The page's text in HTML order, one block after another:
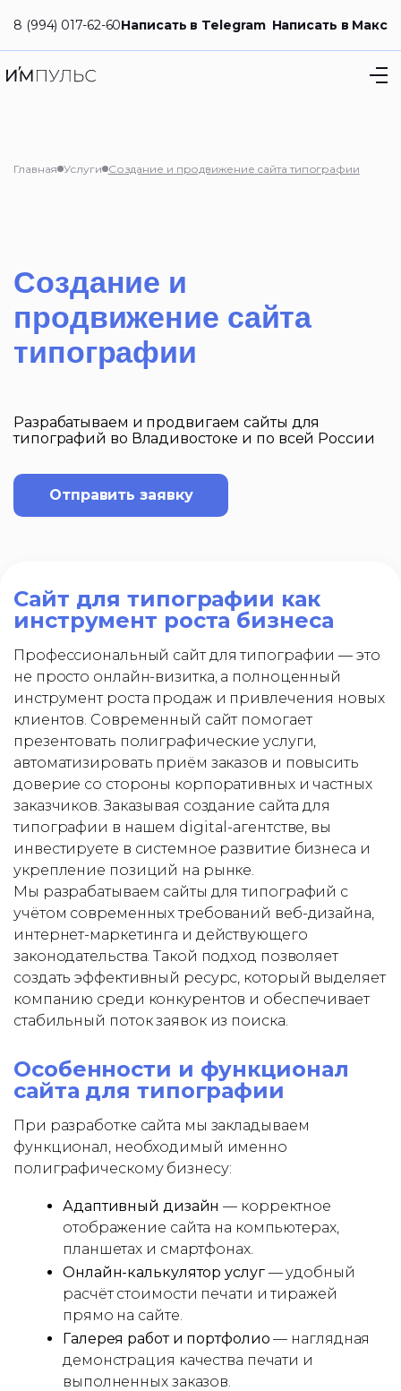
8 (994) 017-62-60Написать в Telegram Написать в Макс
Главная Услуги Создание и продвижение сайта типографии
Создание и
продвижение сайта
типографии
Разрабатываем и продвигаем сайты для
типографий во Владивостоке и по всей России
Отправить заявку
Сайт для типографии как
инструмент роста бизнеса
Профессиональный сайт для типографии — это
не просто онлайн-визитка, а полноценный
инструмент роста продаж и привлечения новых
клиентов. Современный сайт помогает
презентовать полиграфические услуги,
автоматизировать приём заказов и повысить
доверие со стороны корпоративных и частных
заказчиков. Заказывая создание сайта для
типографии в нашем digital-агентстве, вы
инвестируете в системное развитие бизнеса и
укрепление позиций на рынке.
Мы разрабатываем сайты для типографий с
учётом современных требований веб-дизайна,
интернет-маркетинга и действующего
законодательства. Такой подход позволяет
создать эффективный ресурс, который выделяет
компанию среди конкурентов и обеспечивает
стабильный поток заявок из поиска.
Особенности и функционал
сайта для типографии
При разработке сайта мы закладываем
функционал, необходимый именно
полиграфическому бизнесу:
Адаптивный дизайн — корректное
отображение сайта на компьютерах,
планшетах и смартфонах.
Онлайн-калькулятор услуг— удобный
расчёт стоимости печати и тиражей
прямо на сайте.
Галерея работ и портфолио — наглядная
демонстрация качества печати и
выполненных заказов.